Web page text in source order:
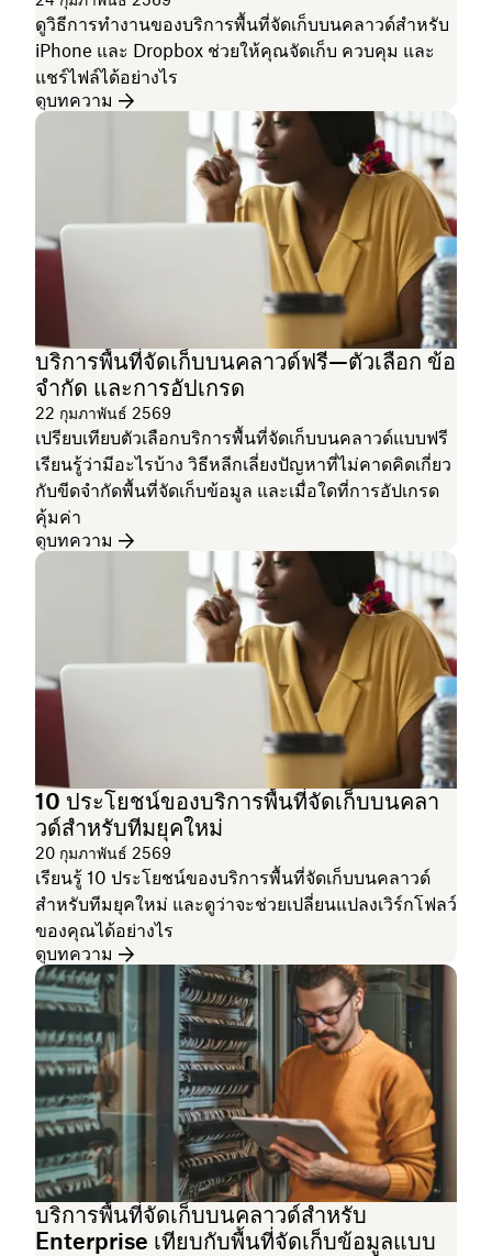
ดูวิธีการทำงานของบริการพื้นที่จัดเก็บบนคลาวด์สำหรับ
iPhone และ Dropbox ช่วยให้คุณจัดเก็บ ควบคุม และ
แชร์ไฟล์ได้อย่างไร
ดูบทความ
บริการพื้นที่จัดเก็บบนคลาวด์ฟรี—ตัวเลือก ข้อ
จำกัด และการอัปเกรด
22 กุมภาพันธ์ 2569
เปรียบเทียบตัวเลือกบริการพื้นที่จัดเก็บบนคลาวด์แบบฟรี
เรียนรู้ว่ามีอะไรบ้าง วิธีหลีกเลี่ยงปัญหาที่ไม่คาดคิดเกี่ยว
กับขีดจำกัดพื้นที่จัดเก็บข้อมูล และเมื่อใดที่การอัปเกรด
คุ้มค่า
ดูบทความ
10 ประโยชน์ของบริการพื้นที่จัดเก็บบนคลา
วด์สำหรับทีมยุคใหม่
20 กุมภาพันธ์ 2569
เรียนรู้ 10 ประโยชน์ของบริการพื้นที่จัดเก็บบนคลาวด์
สำหรับทีมยุคใหม่ และดูว่าจะช่วยเปลี่ยนแปลงเวิร์กโฟลว์
ของคุณได้อย่างไร
ดูบทความ
บริการพื้นที่จัดเก็บบนคลาวด์สำหรับ
Enterprise เทียบกับพื้นที่จัดเก็บข้อมูลแบบ